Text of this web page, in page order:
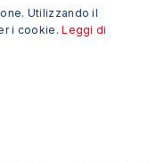
Utilizzando il
i cookie.Leggi di